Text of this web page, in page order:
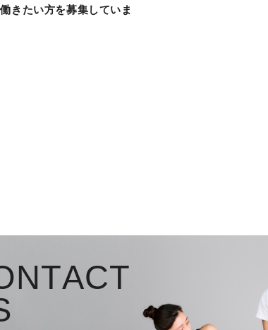
きたい方を募集していま
NTACT